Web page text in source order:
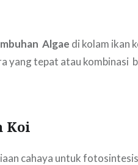
Algae di kolam ikan
yang tepat atau kombinasi
Koi
cahaya untuk